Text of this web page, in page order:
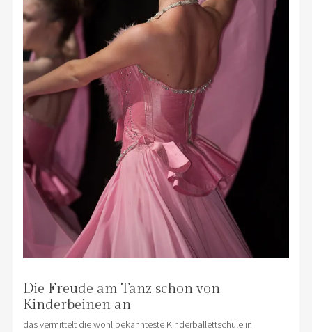
Die Freude am Tanz schon von
Kinderbeinen an
das vermittelt die wohl bekannteste Kinderballettschule in